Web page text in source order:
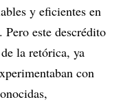
y eficientes en
este descrédito
la retórica, ya
con